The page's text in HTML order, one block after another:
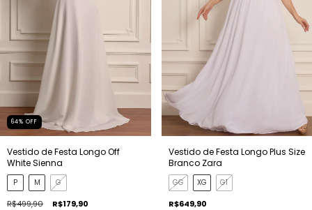
64% OFF
Vestido de Festa Longo Off
White Sienna
P M G
R$499,90 R$179,90
Vestido de Festa Longo Plus Size
Branco Zara
GG XG G1
R$649,90